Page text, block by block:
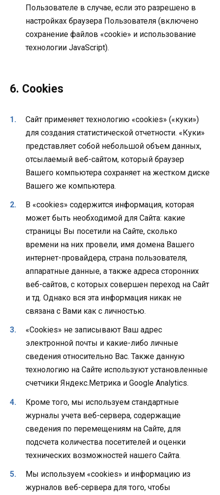
Пользователе в случае, если это разрешено в
настройках браузера Пользователя (включено
сохранение файлов «cookie» и использование
технологии JavaScript).
6. Cookies
Сайт применяет технологию «cookies» («куки»)
для создания статистической отчетности. «Куки»
представляет собой небольшой объем данных,
отсылаемый веб-сайтом, который браузер
Вашего компьютера сохраняет на жестком диске
Вашего же компьютера.
В «cookies» содержится информация, которая
может быть необходимой для Сайта: какие
страницы Вы посетили на Сайте, сколько
времени на них провели, имя домена Вашего
интернет-провайдера, страна пользователя,
аппаратные данные, а также адреса сторонних
веб-сайтов, с которых совершен переход на Сайт
и тд. Однако вся эта информация никак не
связана с Вами как с личностью.
«Cookies» не записывают Ваш адрес
электронной почты и какие-либо личные
сведения относительно Вас. Также данную
технологию на Сайте используют установленные
счетчики Яндекс.Метрика и Google Analytics.
Кроме того, мы используем стандартные
журналы учета веб-сервера, содержащие
сведения по перемещениям на Сайте, для
подсчета количества посетителей и оценки
технических возможностей нашего Сайта.
Мы используем «cookies» и информацию из
журналов веб-сервера для того, чтобы